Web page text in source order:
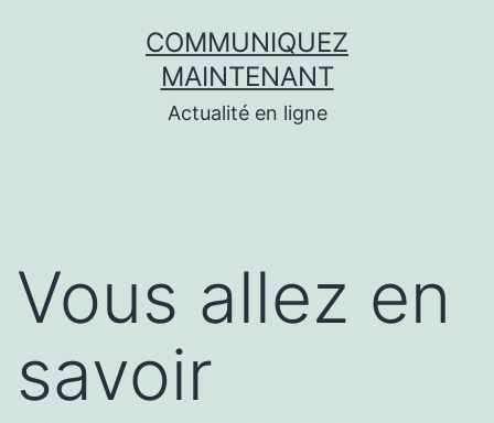
COMMUNIQUEZ
MAINTENANT
Actualité en ligne
Vous allez en
savoir